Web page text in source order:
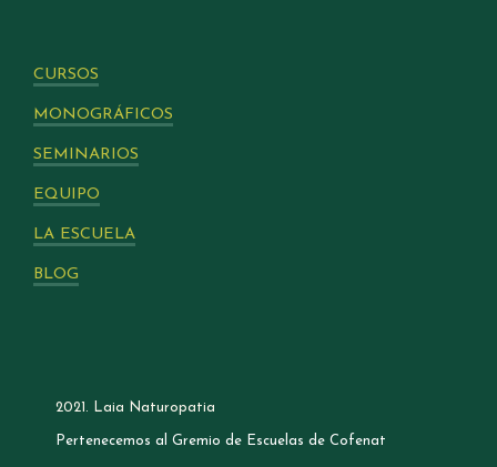
CURSOS
MONOGRÁFICOS
SEMINARIOS
EQUIPO
LA ESCUELA
BLOG
2021. Laia Naturopatia
Pertenecemos al Gremio de Escuelas de Cofenat